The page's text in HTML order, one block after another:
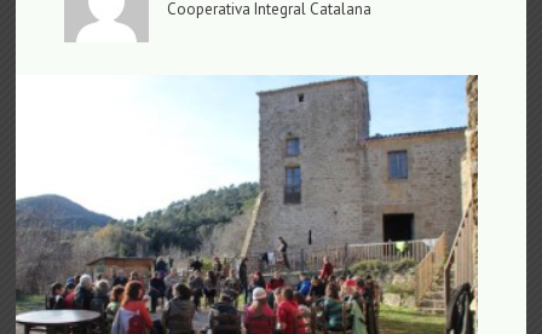
Cooperativa Integral Catalana